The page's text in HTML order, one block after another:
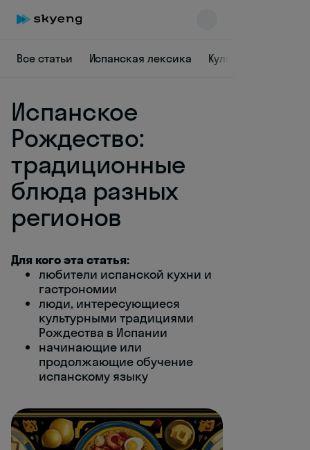
Все статьи Испанская лексика Культура Испании
Испанское
Рождество:
традиционные
блюда разных
регионов
Для кого эта статья:
любители испанской кухни и
гастрономии
люди, интересующиеся
культурными традициями
Рождества в Испании
начинающие или
продолжающие обучение
испанскому языку
Skyeng Chat
online